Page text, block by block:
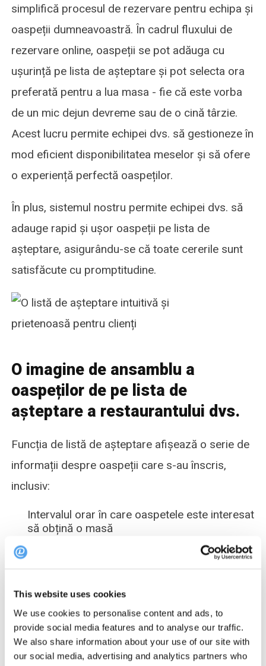
This website uses cookies
We use cookies to personalise content and ads, to
provide social media features and to analyse our traffic.
We also share information about your use of our site with
our social media, advertising and analytics partners who
simplifică procesul de rezervare pentru echipa și
oaspeții dumneavoastră. În cadrul fluxului de
rezervare online, oaspeții se pot adăuga cu
ușurință pe lista de așteptare și pot selecta ora
preferată pentru a lua masa - fie că este vorba
de un mic dejun devreme sau de o cină târzie.
Acest lucru permite echipei dvs. să gestioneze în
mod eficient disponibilitatea meselor și să ofere
o experiență perfectă oaspeților.
În plus, sistemul nostru permite echipei dvs. să
adauge rapid și ușor oaspeții pe lista de
așteptare, asigurându-se că toate cererile sunt
satisfăcute cu promptitudine.
O imagine de ansamblu a
oaspeților de pe lista de
așteptare a restaurantului dvs.
Funcția de listă de așteptare afișează o serie de
informații despre oaspeții care s-au înscris,
inclusiv:
Intervalul orar în care oaspetele este interesat
să obțină o masă
Numărul de oaspeți pe rezervare (PAX)
Compania lor (dacă este relevant)
Orice note sau comentarii introduse de
personalul restaurantului